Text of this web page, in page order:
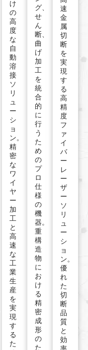
け
の
高
度
な
自
動
溶
接
ソ
リ
ュ
ー
シ
ョ
ン。
精
密
な
ワ
イ
ヤ
ー
加
工
と
高
速
な
工
業
生
産
を
実
現
す
る
た
グ、
せ
ん
断、
曲
げ
加
工
を
統
合
的
に
行
う
た
め
の
プ
ロ
仕
様
の
機
器。
重
構
造
物
に
お
け
る
精
密
成
形
の
た
速
金
属
切
断
を
実
現
す
る
高
精
度
フ
ァ
イ
バ
ー
レ
ー
ザ
ー
ソ
リ
ュ
ー
シ
ョ
ン。
優
れ
た
切
断
品
質
と
効